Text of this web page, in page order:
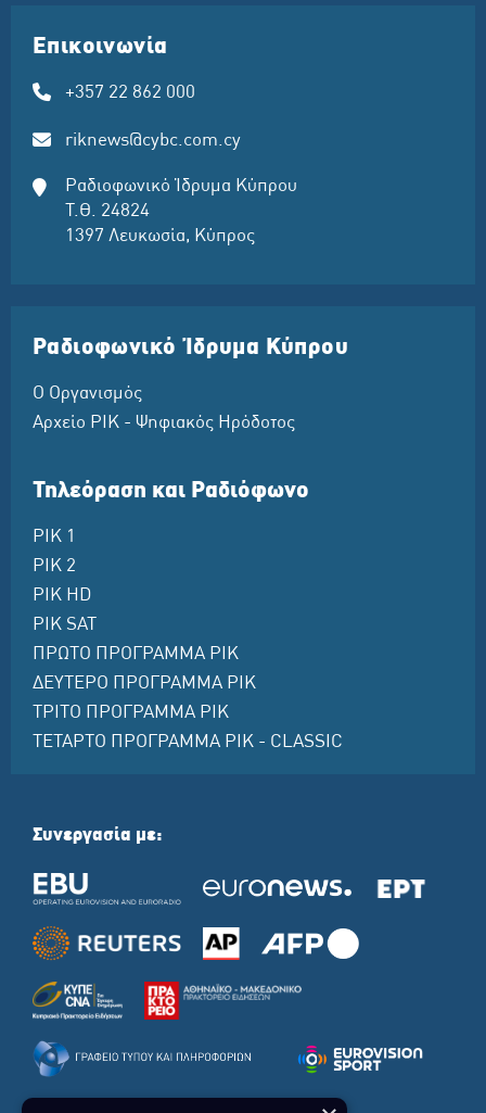
Επικοινωνία
+357 22 862 000
riknews@cybc.com.cy
Ραδιοφωνικό Ίδρυμα Κύπρου
Τ.Θ. 24824
1397 Λευκωσία, Κύπρος
Ραδιοφωνικό Ίδρυμα Κύπρου
Ο Οργανισμός
Αρχείο ΡΙΚ - Ψηφιακός Ηρόδοτος
Τηλεόραση και Ραδιόφωνο
ΡΙΚ 1
ΡΙΚ 2
ΡΙΚ HD
ΡΙΚ SAT
ΠΡΩΤΟ ΠΡΟΓΡΑΜΜΑ ΡΙΚ
ΔΕΥΤΕΡΟ ΠΡΟΓΡΑΜΜΑ ΡΙΚ
ΤΡΙΤΟ ΠΡΟΓΡΑΜΜΑ ΡΙΚ
ΤΕΤΑΡΤΟ ΠΡΟΓΡΑΜΜΑ ΡΙΚ - CLASSIC
Συνεργασία με: